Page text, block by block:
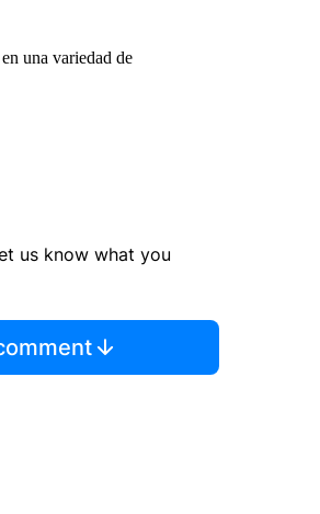
una variedad de
us know what you